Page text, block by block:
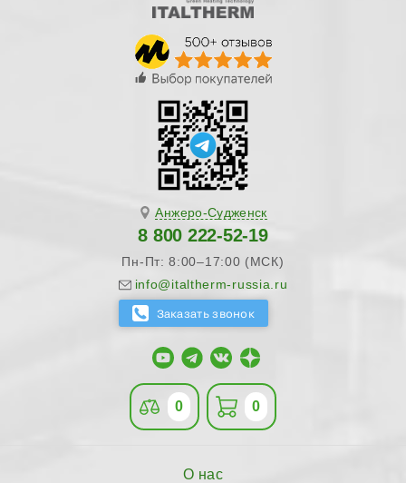
Анжеро-Судженск
8 800 222-52-19
Пн-Пт: 8:00–17:00 (МСК)
info@italtherm-russia.ru
0 0
О нас